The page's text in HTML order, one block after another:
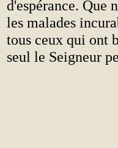
d'espérance. Que
les malades
tous ceux qui ont
seul le Seigneur